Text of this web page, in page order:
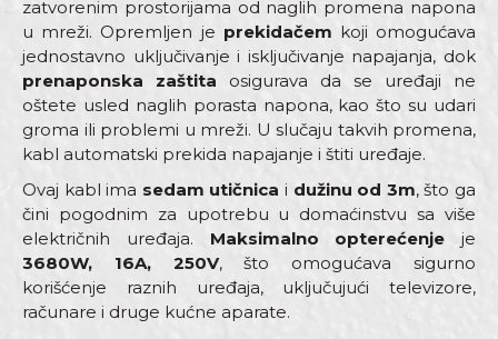
zatvorenim prostorijama od naglih promena napona
u mreži. Opremljen je prekidačem koji omogućava
jednostavno uključivanje i isključivanje napajanja, dok
prenaponska zaštita osigurava da se uređaji ne
oštete usled naglih porasta napona, kao što su udari
groma ili problemi u mreži. U slučaju takvih promena,
kabl automatski prekida napajanje i štiti uređaje.
Ovaj kabl ima sedam utičnica i dužinu od 3m, što ga
čini pogodnim za upotrebu u domaćinstvu sa više
električnih uređaja. Maksimalno opterećenje je
3680W, 16A, 250V, što omogućava sigurno
korišćenje raznih uređaja, uključujući televizore,
računare i druge kućne aparate.